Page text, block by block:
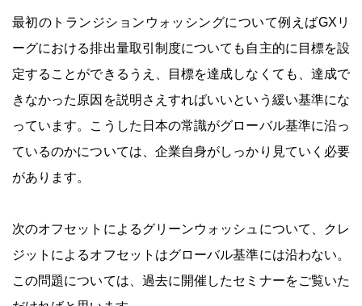
最初のトランジションウォッシングについて例えばGXリ
ーグにおける排出量取引制度についても自主的に目標を設
定することができるうえ、目標を達成しなくても、達成で
きなかった原因を説明さえすればいいという緩い基準にな
っています。こうした日本の常識がグローバル基準に沿っ
ているのかについては、企業自身がしっかり見ていく必要
があります。
次のオフセットによるグリーンウォッシュについて、クレ
ジットによるオフセットはグローバル基準には沿わない。
この問題については、過去に開催したセミナーをご覧いた